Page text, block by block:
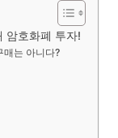
암호화폐 투자!
매는 아니다?